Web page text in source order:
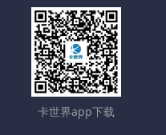
卡世界app下载